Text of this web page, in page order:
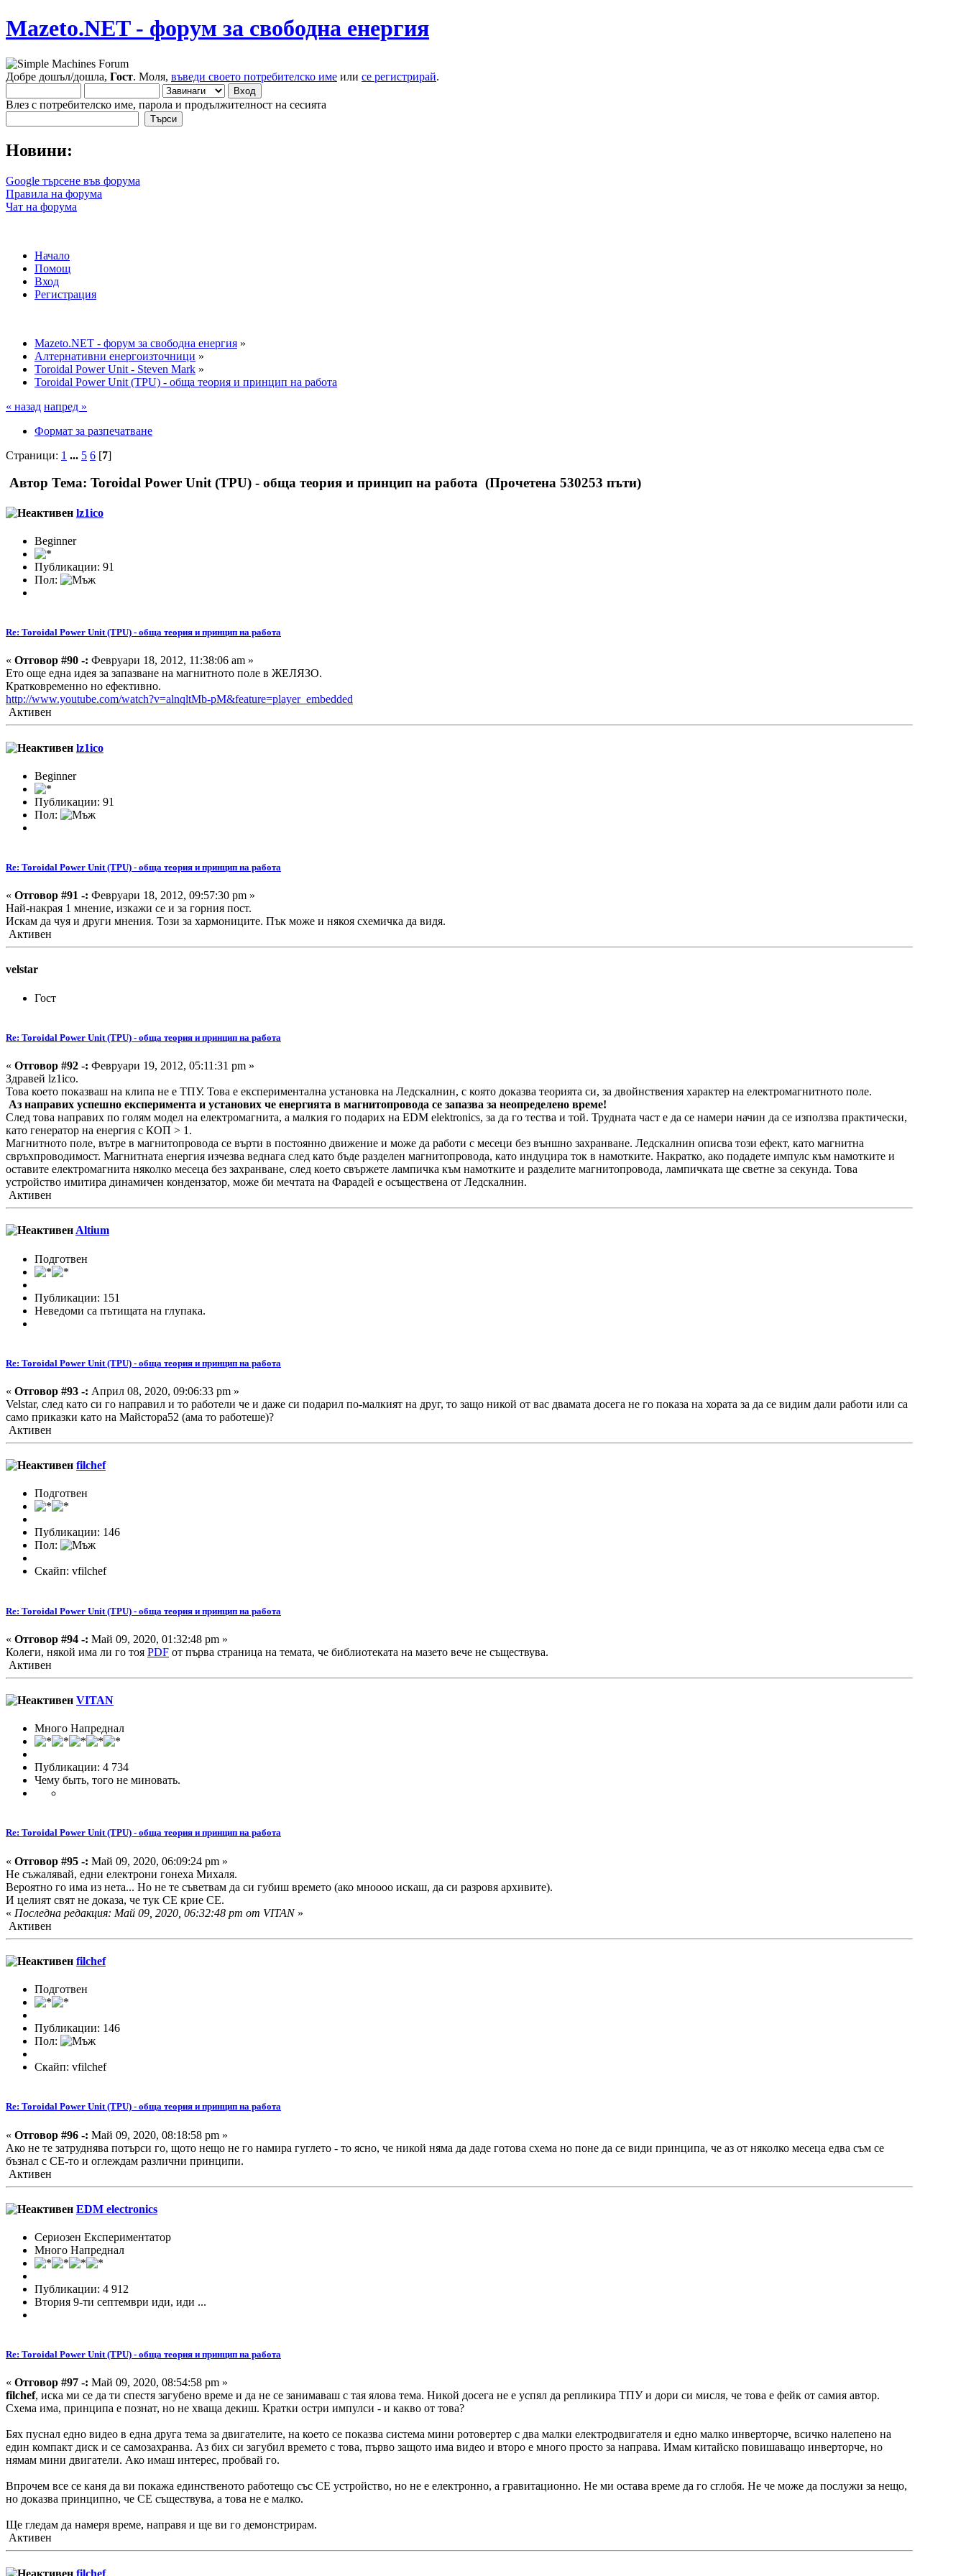
Mazeto.NET - форум за свободна енергия
Добре дошъл/дошла, Гост. Моля, въведи своето потребителско име или се регистрирай.
Влез с потребителско име, парола и продължителност на сесията
Новини:
Google търсене във форума
Правила на форума
Чат на форума
Начало
Помощ
Вход
Регистрация
Mazeto.NET - форум за свободна енергия »
Алтернативни енергоизточници »
Toroidal Power Unit - Steven Mark »
Toroidal Power Unit (TPU) - обща теория и принцип на работа
« назад напред »
Формат за разпечатване
Страници: 1 ... 5 6 [7]
Автор Тема: Toroidal Power Unit (TPU) - обща теория и принцип на работа (Прочетена 530253 пъти)
lz1ico
Beginner
Публикации: 91
Пол:
Re: Toroidal Power Unit (TPU) - обща теория и принцип на работа
« Отговор #90 -: Февруари 18, 2012, 11:38:06 am »
Ето още една идея за запазване на магнитното поле в ЖЕЛЯЗО.
Кратковременно но ефективно.
http://www.youtube.com/watch?v=alnqltMb-pM&feature=player_embedded
Активен
lz1ico
Beginner
Публикации: 91
Пол:
Re: Toroidal Power Unit (TPU) - обща теория и принцип на работа
« Отговор #91 -: Февруари 18, 2012, 09:57:30 pm »
Най-накрая 1 мнение, изкажи се и за горния пост.
Искам да чуя и други мнения. Този за хармониците. Пък може и някоя схемичка да видя.
Активен
velstar
Гост
Re: Toroidal Power Unit (TPU) - обща теория и принцип на работа
« Отговор #92 -: Февруари 19, 2012, 05:11:31 pm »
Здравей lz1ico.
Това което показваш на клипа не е ТПУ. Това е експериментална установка на Ледскалнин, с която доказва теорията си, за двойнствения характер на електромагнитното поле.
Аз направих успешно експеримента и установих че енергията в магнитопровода се запазва за неопределено време!
След това направих по голям модел на електромагнита, а малкия го подарих на EDM elektronics, за да го тества и той. Трудната част е да се намери начин да се използва практически,
като генератор на енергия с КОП > 1.
Магнитното поле, вътре в магнитопровода се върти в постоянно движение и може да работи с месеци без външно захранване. Ледскалнин описва този ефект, като магнитна
свръхпроводимост. Магнитната енергия изчезва веднага след като бъде разделен магнитопровода, като индуцира ток в намотките. Накратко, ако подадете импулс към намотките и
оставите електромагнита няколко месеца без захранване, след което свържете лампичка към намотките и разделите магнитопровода, лампичката ще светне за секунда. Това
устройство имитира динамичен кондензатор, може би мечтата на Фарадей е осъществена от Ледскалнин.
Активен
Altium
Подготвен
Публикации: 151
Неведоми са пътищата на глупака.
Re: Toroidal Power Unit (TPU) - обща теория и принцип на работа
« Отговор #93 -: Април 08, 2020, 09:06:33 pm »
Velstar, след като си го направил и то работели че и даже си подарил по-малкият на друг, то защо никой от вас двамата досега не го показа на хората за да се видим дали работи или са
само приказки като на Майстора52 (ама то работеше)?
Активен
filchef
Подготвен
Публикации: 146
Пол:
Скайп: vfilchef
Re: Toroidal Power Unit (TPU) - обща теория и принцип на работа
« Отговор #94 -: Май 09, 2020, 01:32:48 pm »
Колеги, някой има ли го тоя PDF от първа страница на темата, че библиотеката на мазето вече не съществува.
Активен
VITAN
Много Напреднал
Публикации: 4 734
Чему быть, того не миновать.
Re: Toroidal Power Unit (TPU) - обща теория и принцип на работа
« Отговор #95 -: Май 09, 2020, 06:09:24 pm »
Не съжалявай, едни електрони гонеха Михаля.
Вероятно го има из нета... Но не те съветвам да си губиш времето (ако мноооо искаш, да си разровя архивите).
И целият свят не доказа, че тук СЕ крие СЕ.
« Последна редакция: Май 09, 2020, 06:32:48 pm от VITAN»
Активен
filchef
Подготвен
Публикации: 146
Пол:
Скайп: vfilchef
Re: Toroidal Power Unit (TPU) - обща теория и принцип на работа
« Отговор #96 -: Май 09, 2020, 08:18:58 pm »
Ако не те затруднява потърси го, щото нещо не го намира гуглето - то ясно, че никой няма да даде готова схема но поне да се види принципа, че аз от няколко месеца едва съм се
бъзнал с СЕ-то и оглеждам различни принципи.
Активен
EDM electronics
Сериозен Експериментатор
Много Напреднал
Публикации: 4 912
Втория 9-ти септември иди, иди ...
Re: Toroidal Power Unit (TPU) - обща теория и принцип на работа
« Отговор #97 -: Май 09, 2020, 08:54:58 pm »
filchef, иска ми се да ти спестя загубено време и да не се занимаваш с тая ялова тема. Никой досега не е успял да репликира ТПУ и дори си мисля, че това е фейк от самия автор.
Схема има, принципа е познат, но не хваща декиш. Кратки остри импулси - и какво от това?
Бях пуснал едно видео в една друга тема за двигателите, на което се показва система мини ротовертер с два малки електродвигателя и едно малко инверторче, всичко налепено на
един компакт диск и се самозахранва. Аз бих си загубил времето с това, първо защото има видео и второ е много просто за направа. Имам китайско повишаващо инверторче, но
нямам мини двигатели. Ако имаш интерес, пробвай го.
Впрочем все се каня да ви покажа единственото работещо със СЕ устройство, но не е електронно, а гравитационно. Не ми остава време да го сглобя. Не че може да послужи за нещо,
но доказва принципно, че СЕ съществува, а това не е малко.
Ще гледам да намеря време, направя и ще ви го демонстрирам.
Активен
filchef